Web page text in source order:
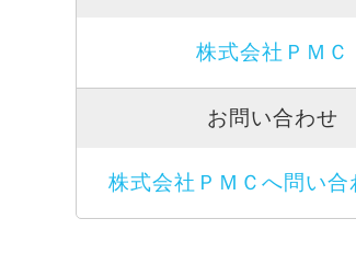
株式会社ＰＭＣ
お問い合わせ
株式会社ＰＭＣへ問い合